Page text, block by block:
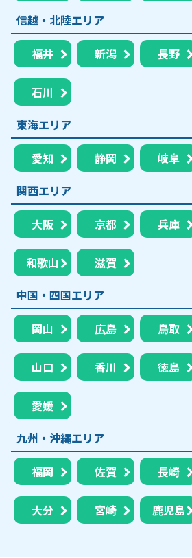
信越・北陸エリア
福井 新潟 長野
石川
東海エリア
愛知 静岡 岐阜
関西エリア
大阪 京都 兵庫
和歌山
滋賀
中国・四国エリア
岡山 広島 鳥取
山口 香川 徳島
愛媛
九州・沖縄エリア
福岡 佐賀 長崎
大分 宮崎 鹿児島